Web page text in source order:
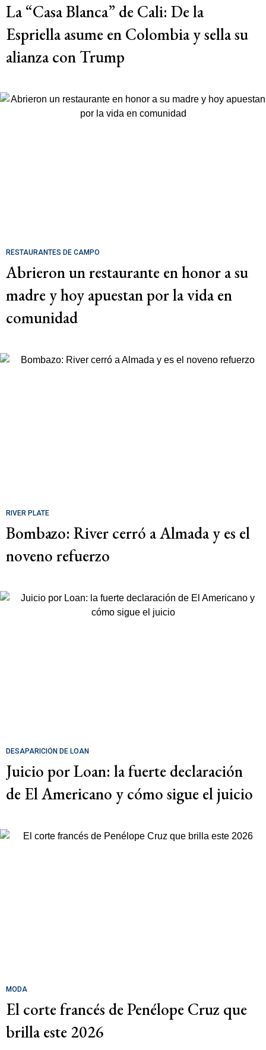
La “Casa Blanca” de Cali: De la
Espriella asume en Colombia y sella su
alianza con Trump
RESTAURANTES DE CAMPO
Abrieron un restaurante en honor a su
madre y hoy apuestan por la vida en
comunidad
RIVER PLATE
Bombazo: River cerró a Almada y es el
noveno refuerzo
DESAPARICIÓN DE LOAN
Juicio por Loan: la fuerte declaración
de El Americano y cómo sigue el juicio
MODA
El corte francés de Penélope Cruz que
brilla este 2026